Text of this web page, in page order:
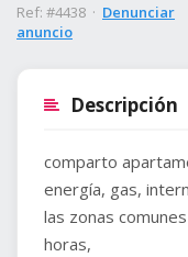
Ref: #4438 · Denunciar
anuncio
Descripción
comparto
energía, gas,
las zonas
horas,